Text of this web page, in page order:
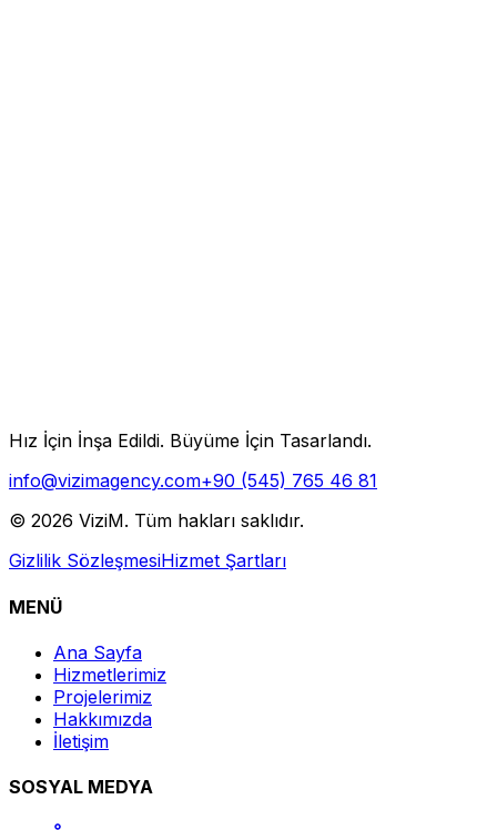
Hız İçin İnşa Edildi. Büyüme İçin Tasarlandı.
info@vizimagency.com+90 (545) 765 46 81
© 2026 ViziM. Tüm hakları saklıdır.
Gizlilik SözleşmesiHizmet Şartları
MENÜ
Ana Sayfa
Hizmetlerimiz
Projelerimiz
Hakkımızda
İletişim
SOSYAL MEDYA